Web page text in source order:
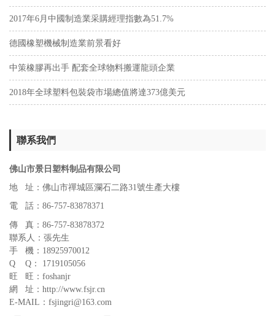
2017年6月中國制造業采購經理指數為51.7%
德國橡塑機械制造業前景看好
中策橡膠再出手 配套全球物料搬運龍頭企業
2018年全球塑料包裝袋市場總值將達373億美元
聯系我們
佛山市景日塑料制品有限公司
地 址：佛山市禪城區瀾石二路31號生產大樓
電 話：86-757-83878371
傳 真：86-757-83878372
聯系人：張先生
手 機：18925970012
Q Q： 1719105056
旺 旺：foshanjr
網 址：http://www.fsjr.cn
E-MAIL：fsjingri@163.com